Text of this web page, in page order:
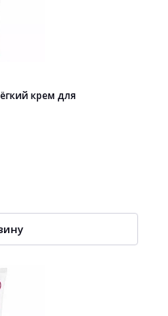
крем для